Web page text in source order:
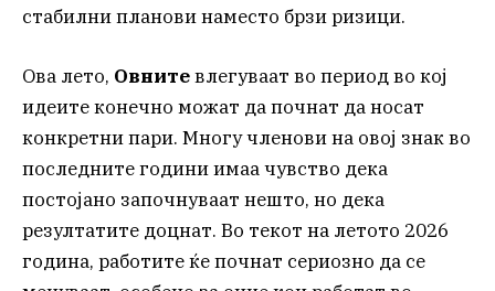
стабилни планови наместо брзи ризици.
Ова лето, Овнитевлегуваат во период во кој
идеите конечно можат да почнат да носат
конкретни пари. Многу членови на овој знак во
последните години имаа чувство дека
постојано започнуваат нешто, но дека
резултатите доцнат. Во текот на летото 2026
година, работите ќе почнат сериозно да се